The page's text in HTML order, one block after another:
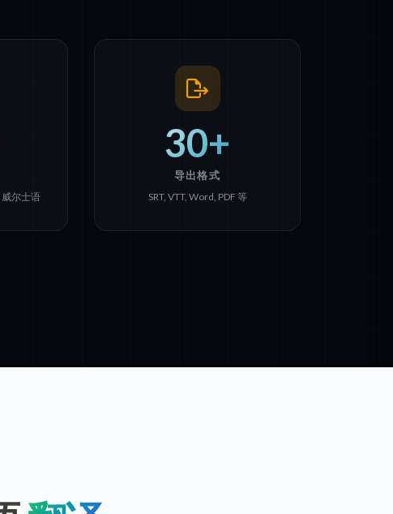
尔士语
30+
导出格式
SRT, VTT, Word, PDF 等